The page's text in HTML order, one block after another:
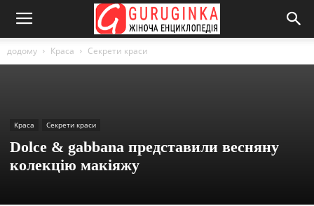
додому Краса Секрети краси
Краса Секрети краси
Dolce & gabbana представили весняну
колекцію макіяжу